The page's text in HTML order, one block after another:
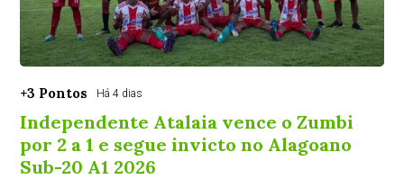
+3 Pontos Há 4 dias
Independente Atalaia vence o Zumbi
por 2 a 1 e segue invicto no Alagoano
Sub-20 A1 2026